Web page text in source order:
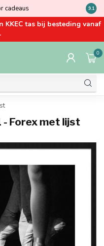
cadeaus Kom
9.1
KKEC tas bij besteding vanaf
0
Forex met lijst